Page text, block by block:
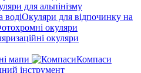
для альпінізму
Окуляри для відпочинку на
окуляри
окуляри
мапи
Компаси
інструмент